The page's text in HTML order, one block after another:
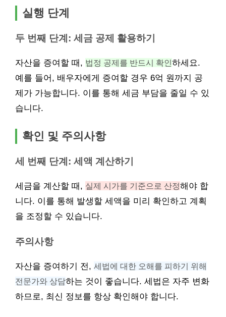
실행 단계
두 번째 단계: 세금 공제 활용하기
자산을 증여할 때, 법정 공제를 반드시 확인하세요.
예를 들어, 배우자에게 증여할 경우 6억 원까지 공
제가 가능합니다. 이를 통해 세금 부담을 줄일 수 있
습니다.
확인 및 주의사항
세 번째 단계: 세액 계산하기
세금을 계산할 때, 실제 시가를 기준으로 산정해야 합
니다. 이를 통해 발생할 세액을 미리 확인하고 계획
을 조정할 수 있습니다.
주의사항
자산을 증여하기 전, 세법에 대한 오해를 피하기 위해
전문가와 상담하는 것이 좋습니다. 세법은 자주 변화
하므로, 최신 정보를 항상 확인해야 합니다.